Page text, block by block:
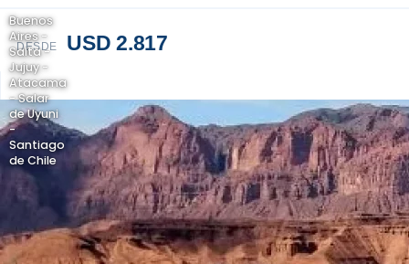
DESDE USD 2.817
Buenos
Aires -
Salta -
Jujuy -
Atacama
- Salar
de Uyuni
-
Santiago
de Chile